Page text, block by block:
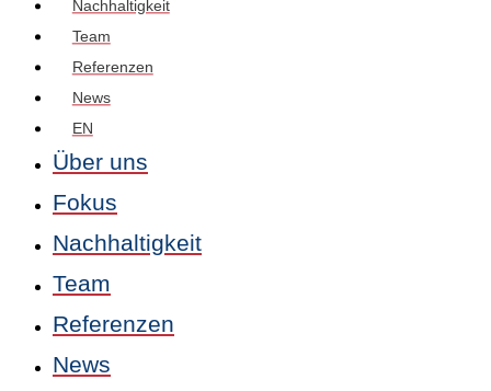
Nachhaltigkeit
Team
Referenzen
News
EN
Über uns
Fokus
Nachhaltigkeit
Team
Referenzen
News